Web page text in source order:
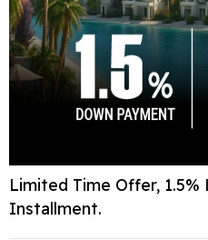
Limited Time Offer, 1.5%
Installment.